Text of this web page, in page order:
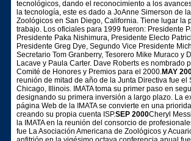
tecnológicos, dando el reconocimiento a los
la tecnología, este es dado a JoAnne Simerson de
Zoológicos en San Diego, California. Tiene lugar la
trabajo. Los oficiales para 1999 fueron: Presidente
Presidente Paka Nishimura, Presidente Electo
Presidente Greg Dye, Segundo Vice Presidente
Secretario Tom Granberry, Tesorero Mike Muraco y
Lacave y Paula Carter. Dave Roberts es nombrado
Comité de Honores y Premios para el 2000.MAY
reunión de mitad de año de la Junta Directiva fue el
Chicago, Illinois. IMATA toma su primer paso en
designando su primera inversión a largo plazo. La
página Web de la IMATA se convierte en una
creando su propia cuenta ISP.SEP 2000Cheryl
la IMATA en la reunión del consorcio de
fue La Asociación Americana de Zoológicos y